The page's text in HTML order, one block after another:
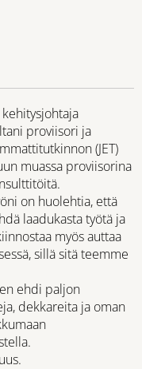
proviisori ja
(JET)
muassa proviisorina
on huolehtia, että
laadukasta työtä ja
myös auttaa
sillä sitä teemme
ehdi paljon
dekkareita ja oman